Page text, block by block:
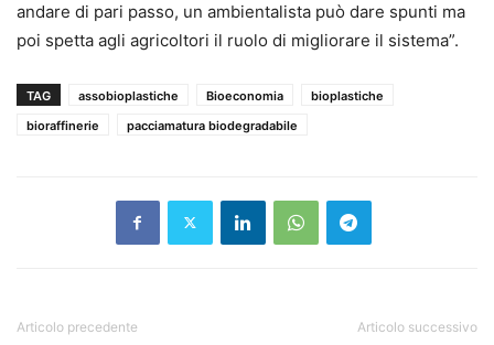
andare di pari passo, un ambientalista può dare spunti ma
poi spetta agli agricoltori il ruolo di migliorare il sistema”.
TAG assobioplastiche Bioeconomia
bioplastiche
bioraffinerie
pacciamatura biodegradabile
Articolo precedente Articolo successivo